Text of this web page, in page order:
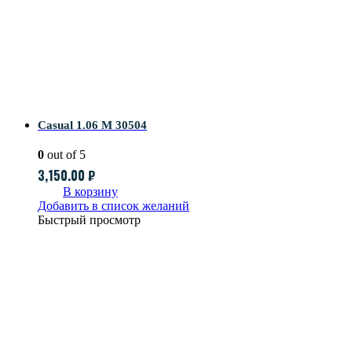
Casual 1.06 M 30504
0 out of 5
3,150.00 ₽
В корзину
Добавить в список желаний
Быстрый просмотр